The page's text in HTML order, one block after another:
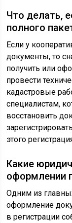
Что делать,
полного
Если у
документы, то
получить или
провести
кадастровые
специалистам,
восстановить
этого
Какие
оформлении
Одним из
оформление
в регистрации